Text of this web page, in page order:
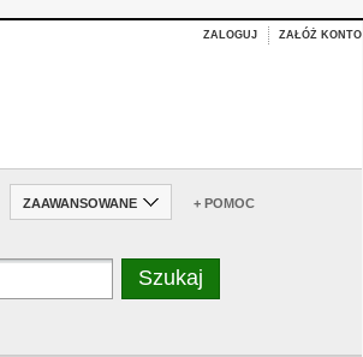
ZALOGUJ ZAŁÓŻ KONTO
ZAAWANSOWANE + POMOC